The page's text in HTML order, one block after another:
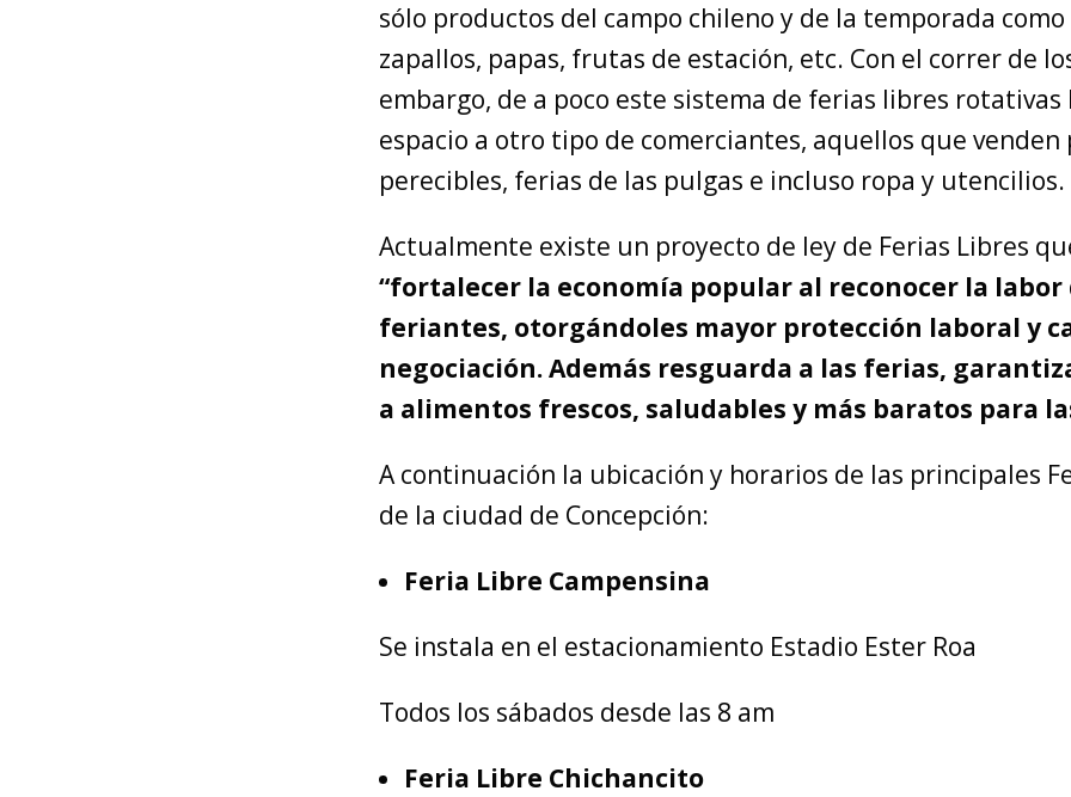
sólo productos del campo chileno y de la temporada como
zapallos, papas, frutas de estación, etc. Con el correr de
embargo, de a poco este sistema de ferias libres rotativas
espacio a otro tipo de comerciantes, aquellos que venden
perecibles, ferias de las pulgas e incluso ropa y utencilios.
Actualmente existe un proyecto de ley de Ferias Libres
“fortalecer la economía popular al reconocer la labor
feriantes, otorgándoles mayor protección laboral y
negociación. Además resguarda a las ferias,
a alimentos frescos, saludables y más baratos para
A continuación la ubicación y horarios de las principales
de la ciudad de Concepción:
Feria Libre Campensina
Se instala en el estacionamiento Estadio Ester Roa
Todos los sábados desde las 8 am
Feria Libre Chichancito